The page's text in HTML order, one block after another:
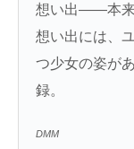
想い出――本来
想い出には、
つ少女の姿が
録。
DMM